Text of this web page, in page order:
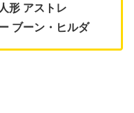
形 アストレ
ブーン・ヒルダ